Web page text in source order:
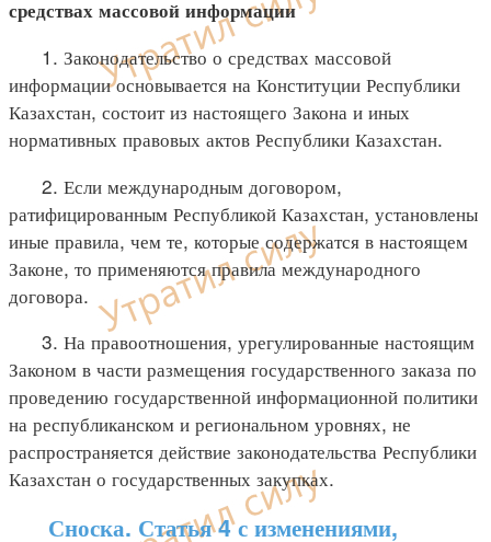
средствах массовой информации
1. Законодательство о средствах массовой
информации основывается на Конституции Республики
Казахстан, состоит из настоящего Закона и иных
нормативных правовых актов Республики Казахстан.
2. Если международным договором,
ратифицированным Республикой Казахстан, установлены
иные правила, чем те, которые содержатся в настоящем
Законе, то применяются правила международного
договора.
3. На правоотношения, урегулированные настоящим
Законом в части размещения государственного заказа по
проведению государственной информационной политики
на республиканском и региональном уровнях, не
распространяется действие законодательства Республики
Казахстан о государственных закупках.
Сноска. Статья 4 с изменениями,